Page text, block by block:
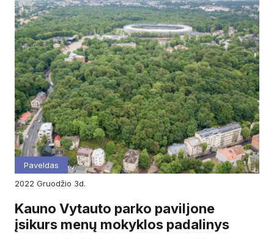
Paveldas
2022
gruodžio 3d.
Kauno Vytauto parko paviljone
įsikurs menų mokyklos padalinys